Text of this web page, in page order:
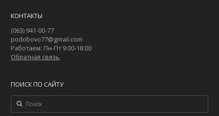
КОНТАКТЫ
(063) 941-00-77
podobovo77@gmail.com
Работаем: Пн-Пт 9:00-18:00
Обратная связь
ПОИСК ПО САЙТУ